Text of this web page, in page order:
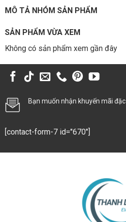
MÔ TẢ NHÓM SẢN PHẨM
SẢN PHẨM VỪA XEM
Không có sản phẩm xem gần đây
Bạn muốn nhận khuyến mãi
[contact-form-7 id="670"]